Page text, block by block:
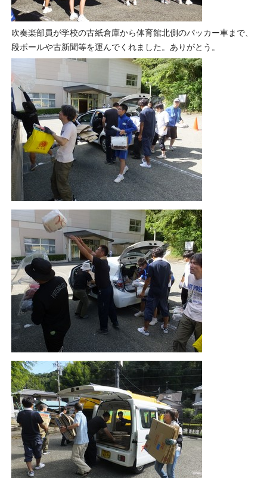
吹奏楽部員が学校の古紙倉庫から体育館北側のパッカー車まで、
段ボールや古新聞等を運んでくれました。ありがとう。